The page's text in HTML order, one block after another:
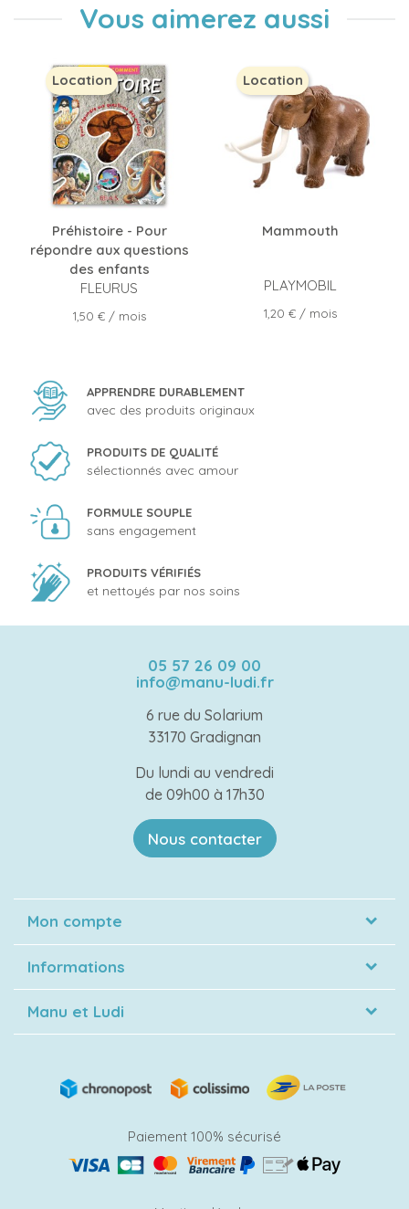
Vous aimerez aussi
Préhistoire - Pour
répondre aux questions
des enfants
FLEURUS
Prix
1,50 €/ mois
Location
Mammouth
PLAYMOBIL
Prix
1,20 €/ mois
Location
APPRENDRE DURABLEMENT
avec des produits originaux
PRODUITS DE QUALITÉ
sélectionnés avec amour
FORMULE SOUPLE
sans engagement
PRODUITS VÉRIFIÉS
et nettoyés par nos soins
05 57 26 09 00
info@manu-ludi.fr
6 rue du Solarium
33170 Gradignan
Du lundi au vendredi
de 09h00 à 17h30
Nous contacter
Mon compte
Informations
Manu et Ludi
Paiement 100% sécurisé